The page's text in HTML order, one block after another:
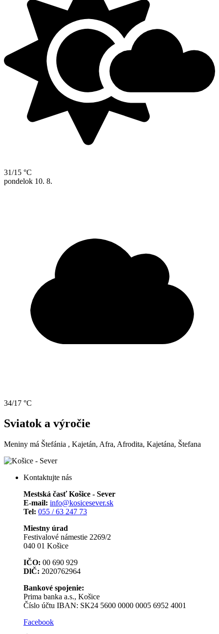
31/15 °C
pondelok 10. 8.
34/17 °C
Sviatok a výročie
Meniny má Štefánia , Kajetán, Afra, Afrodita, Kajetána, Štefana
Kontaktujte nás
Mestská časť Košice - Sever
E-mail: info@kosicesever.sk
Tel: 055 / 63 247 73
Miestny úrad
Festivalové námestie 2269/2
040 01 Košice
IČO: 00 690 929
DlČ: 2020762964
Bankové spojenie:
Prima banka a.s., Košice
Číslo účtu IBAN: SK24 5600 0000 0005 6952 4001
Facebook